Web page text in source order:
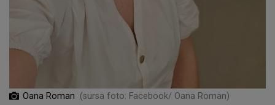
Oana Roman (sursa foto: Facebook/ Oana Roman)